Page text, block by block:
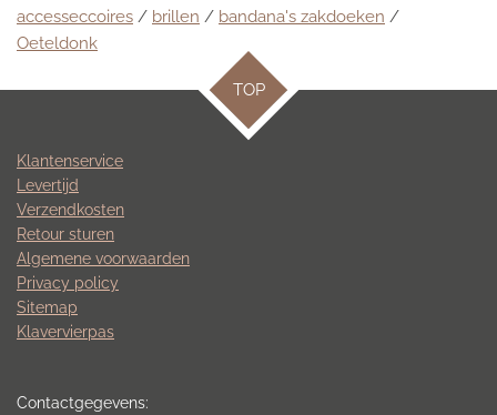
accesseccoires / brillen / bandana's zakdoeken /
Oeteldonk
TOP
Klantenservice
Levertijd
Verzendkosten
Retour sturen
Algemene voorwaarden
Privacy policy
Sitemap
Klavervierpas
Contactgegevens: